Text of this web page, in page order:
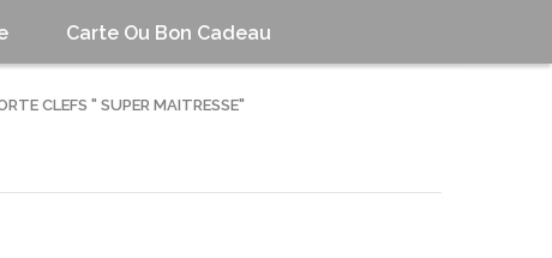
Carte Ou Bon Cadeau
CLEFS " SUPER MAITRESSE"